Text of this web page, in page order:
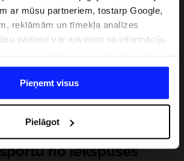
ar mūsu partneriem, tostarp Google,
reklāmām un tīmekļa analīzes
partneri var apvienot so informāciju
izmantojot viņu pakalpojumus. Ar
varam pārsūtīt Jūsu personas datus
lai uzlabotu veidu, kadā tiek rādīta
mūsu partneru piedāvātos risinajumus
Detalizētu informāciju var atrast
un sadaļā "Detaļas".
Pieņemt visus
Pielāgot
no iekšpuses